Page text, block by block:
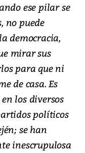
ese pilar se
no puede
democracia,
mirar sus
para que ni
de casa. Es
los diversos
políticos
se han
inescrupulosa